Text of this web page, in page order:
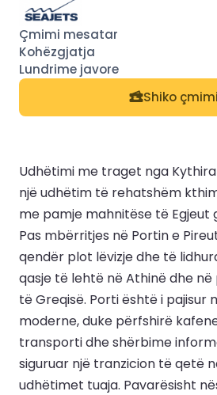
Shiko
Udhëtimi me traget nga
një udhëtim të rehatshëm
me pamje mahnitëse të Egjeut
Pas mbërritjes në Portin e
qendër plot lëvizje dhe të
qasje të lehtë në Athinë dhe
të Greqisë. Porti është i pajisur
moderne, duke përfshirë
transporti dhe shërbime
siguruar një tranzicion të qetë
udhëtimet tuaja. Pavarësisht